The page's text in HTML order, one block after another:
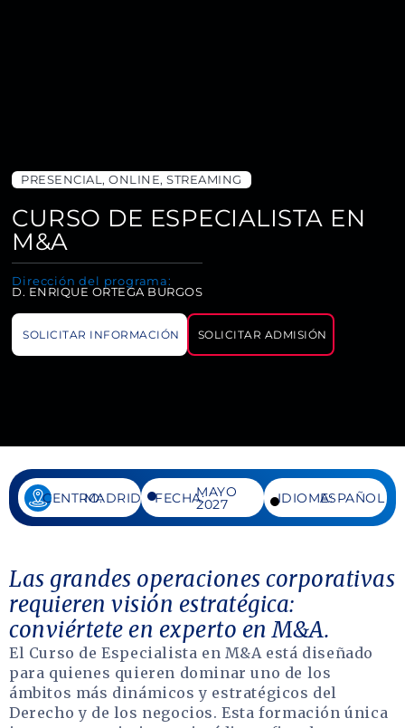
PRESENCIAL, ONLINE, STREAMING
CURSO DE ESPECIALISTA EN
M&A
Dirección del programa:
D. ENRIQUE ORTEGA BURGOS
SOLICITAR INFORMACIÓN SOLICITAR ADMISIÓN
CENTRO:MADRID FECHA:MAYO
2027 IDIOMA:ESPAÑOL
Las grandes operaciones corporativas
requieren visión estratégica:
conviértete en experto en M&A.
El Curso de Especialista en M&A está diseñado
para quienes quieren dominar uno de los
ámbitos más dinámicos y estratégicos del
Derecho y de los negocios. Esta formación única